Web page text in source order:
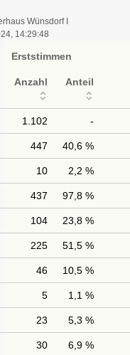
Wünsdorf I
14:29:48
Erststimmen
Anzahl Anteil
1.102 -
447 40,6 %
10 2,2 %
437 97,8 %
104 23,8 %
225 51,5 %
46 10,5 %
5 1,1 %
23 5,3 %
30 6,9 %